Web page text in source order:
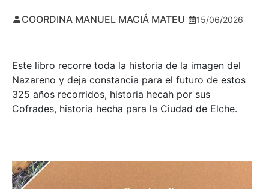
COORDINA MANUEL MACIÁ MATEU 15/06/2026
Este libro recorre toda la historia de la imagen del
Nazareno y deja constancia para el futuro de estos
325 años recorridos, historia hecah por sus
Cofrades, historia hecha para la Ciudad de Elche.